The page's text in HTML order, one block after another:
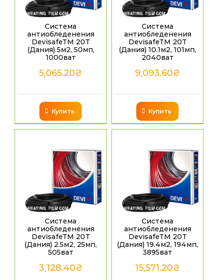
Система
антиобледенения
DevisafeTM 20T
(Дания) 5м2, 50мп,
1000ват
5,065.20₴
Купить
Система
антиобледенения
DevisafeTM 20T
(Дания) 10.1м2, 101мп,
2040ват
9,093.60₴
Купить
Система
антиобледенения
DevisafeTM 20T
(Дания) 2.5м2, 25мп,
505ват
3,128.40₴
Система
антиобледенения
DevisafeTM 20T
(Дания) 19.4м2, 194мп,
3895ват
15,571.20₴